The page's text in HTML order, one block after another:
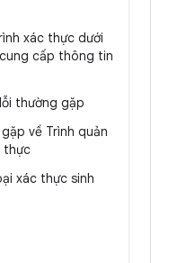
xác thực dưới
cấp thông tin
thường gặp
về Trình quản
thực
xác thực sinh